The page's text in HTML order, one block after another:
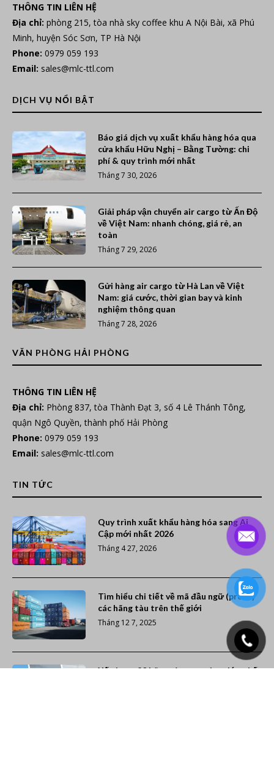
THÔNG TIN LIÊN HỆ
Địa chỉ: phòng 215, tòa nhà sky coffee khu A Nội Bài, xã Phú
Minh, huyện Sóc Sơn, TP Hà Nội
Phone: 0979 059 193
Email: sales@mlc-ttl.com
DỊCH VỤ NỔI BẬT
Báo giá dịch vụ xuất khẩu hàng hóa qua
cửa khẩu Hữu Nghị – Bằng Tường: chi
phí & quy trình mới nhất
Tháng 7 30, 2026
Giải pháp vận chuyển air cargo từ Ấn Độ
về Việt Nam: nhanh chóng, giá rẻ, an
toàn
Tháng 7 29, 2026
Gửi hàng air cargo từ Hà Lan về Việt
Nam: giá cước, thời gian bay và kinh
nghiệm thông quan
Tháng 7 28, 2026
VĂN PHÒNG HẢI PHÒNG
THÔNG TIN LIÊN HỆ
Địa chỉ: Phòng 837, tòa Thành Đạt 3, số 4 Lê Thánh Tông,
quận Ngô Quyền, thành phố Hải Phòng
Phone: 0979 059 193
Email: sales@mlc-ttl.com
TIN TỨC
Quy trình xuất khẩu hàng hóa sang Ai
Cập mới nhất 2026
Tháng 4 27, 2026
Tìm hiểu chi tiết về mã đầu ngữ (prefix)
các hãng tàu trên thế giới
Tháng 12 7, 2025
Xếp hạng 20 hãng tàu container lớn nhất